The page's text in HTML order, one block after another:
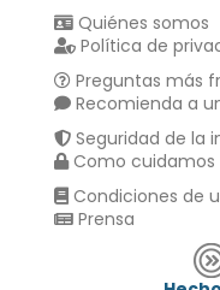
Quiénes somos
Política de
Preguntas más
Recomienda a
Seguridad de la
Como cuidamos
Condiciones de
Prensa